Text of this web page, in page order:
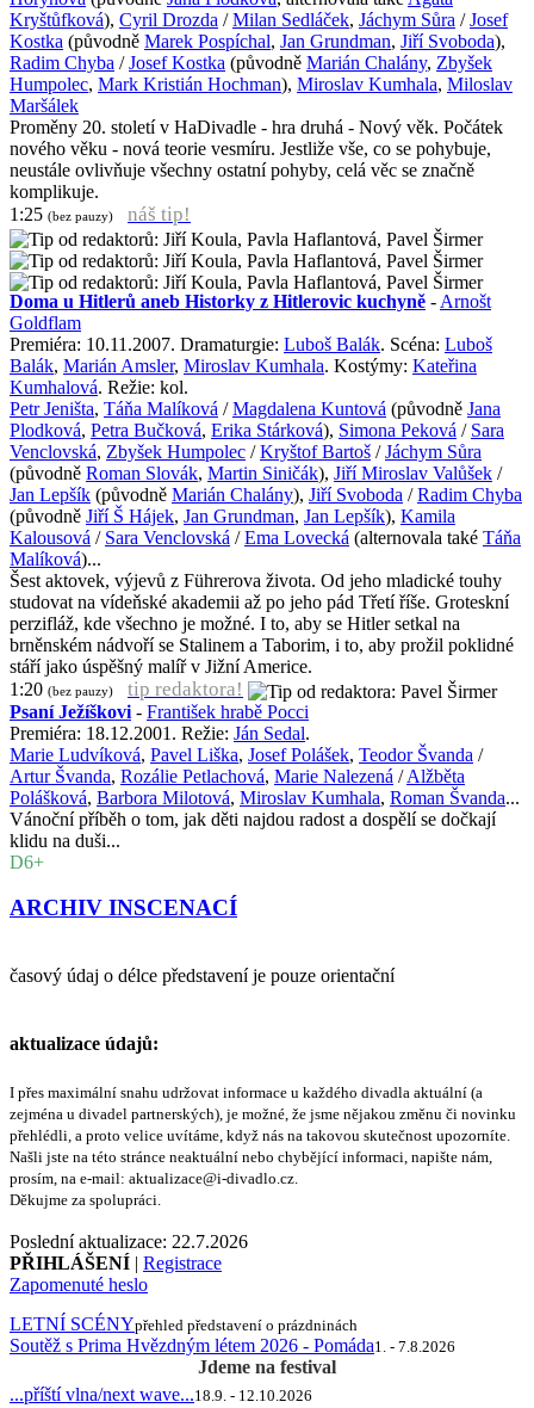
Kryštůfková), Cyril Drozda /Milan Sedláček, Jáchym Sůra /Josef
Kostka (původně Marek Pospíchal, Jan Grundman, Jiří Svoboda),
Radim Chyba /Josef Kostka (původně Marián Chalány, Zbyšek
Humpolec, Mark Kristián Hochman), Miroslav Kumhala, Miloslav
Maršálek
Proměny 20. století v HaDivadle - hra druhá - Nový věk. Počátek
nového věku - nová teorie vesmíru. Jestliže vše, co se pohybuje,
neustále ovlivňuje všechny ostatní pohyby, celá věc se značně
komplikuje.
1:25 (bez pauzy) náš tip!
Doma u Hitlerů aneb Historky z Hitlerovic kuchyně - Arnošt
Goldflam
Premiéra: 10.11.2007. Dramaturgie: Luboš Balák. Scéna: Luboš
Balák, Marián Amsler, Miroslav Kumhala. Kostýmy: Kateřina
Kumhalová. Režie: kol.
Petr Jeništa, Táňa Malíková /Magdalena Kuntová (původně Jana
Plodková, Petra Bučková, Erika Stárková), Simona Peková / Sara
Venclovská, Zbyšek Humpolec /Kryštof Bartoš /Jáchym Sůra
(původně Roman Slovák, Martin Siničák), Jiří Miroslav Valůšek /
Jan Lepšík (původně Marián Chalány), Jiří Svoboda /Radim Chyba
(původně Jiří Š Hájek, Jan Grundman, Jan Lepšík), Kamila
Kalousová / Sara Venclovská /Ema Lovecká (alternovala také Táňa
Malíková)...
Šest aktovek, výjevů z Führerova života. Od jeho mladické touhy
studovat na vídeňské akademii až po jeho pád Třetí říše. Groteskní
perzifláž, kde všechno je možné. I to, aby se Hitler setkal na
brněnském nádvoří se Stalinem a Taborim, i to, aby prožil poklidné
stáří jako úspěšný malíř v Jižní Americe.
1:20 (bez pauzy) tip redaktora!
Psaní Ježíškovi - František hrabě Pocci
Premiéra: 18.12.2001. Režie: Ján Sedal.
Marie Ludvíková, Pavel Liška, Josef Polášek, Teodor Švanda /
Artur Švanda, Rozálie Petlachová, Marie Nalezená /Alžběta
Polášková, Barbora Milotová, Miroslav Kumhala, Roman Švanda...
Vánoční příběh o tom, jak děti najdou radost a dospělí se dočkají
klidu na duši...
D6+
ARCHIV INSCENACÍ
časový údaj o délce představení je pouze orientační
aktualizace údajů:
I přes maximální snahu udržovat informace u každého divadla aktuální (a
zejména u divadel partnerských), je možné, že jsme nějakou změnu či novinku
přehlédli, a proto velice uvítáme, když nás na takovou skutečnost upozorníte.
Našli jste na této stránce neaktuální nebo chybějící informaci, napište nám,
prosím, na e-mail: aktualizace@i-divadlo.cz.
Děkujme za spolupráci.
Poslední aktualizace: 22.7.2026
PŘIHLÁŠENÍ | Registrace
Zapomenuté heslo
LETNÍ SCÉNYpřehled představení o prázdninách
Soutěž s Prima Hvězdným létem 2026 - Pomáda1. - 7.8.2026
Jdeme na festival
...příští vlna/next wave...18.9. - 12.10.2026